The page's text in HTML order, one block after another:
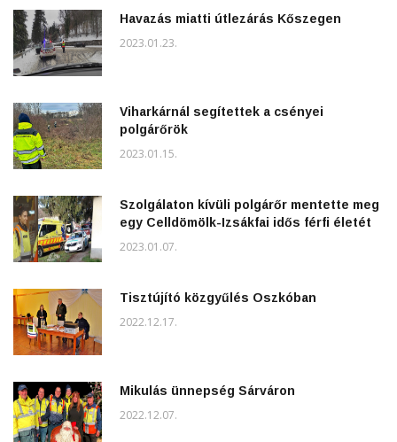
Havazás miatti útlezárás Kőszegen
2023.01.23.
Viharkárnál segítettek a csényei
polgárőrök
2023.01.15.
Szolgálaton kívüli polgárőr mentette meg
egy Celldömölk-Izsákfai idős férfi életét
2023.01.07.
Tisztújító közgyűlés Oszkóban
2022.12.17.
Mikulás ünnepség Sárváron
2022.12.07.